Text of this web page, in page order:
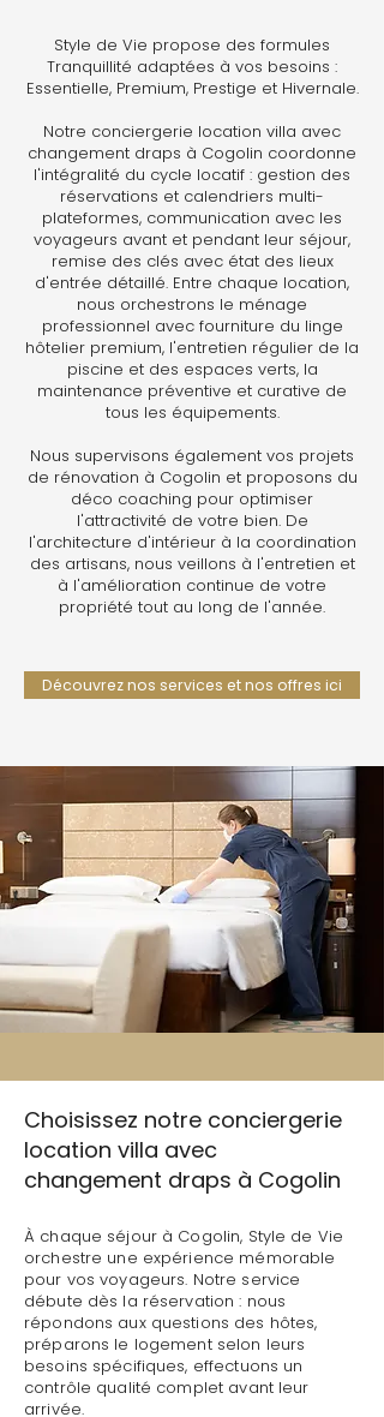
Style de Vie propose des formules
Tranquillité adaptées à vos besoins :
Essentielle, Premium, Prestige et Hivernale.
Notre conciergerie location villa avec
changement draps à Cogolin coordonne
l'intégralité du cycle locatif : gestion des
réservations et calendriers multi-
plateformes, communication avec les
voyageurs avant et pendant leur séjour,
remise des clés avec état des lieux
d'entrée détaillé. Entre chaque location,
nous orchestrons le ménage
professionnel avec fourniture du linge
hôtelier premium, l'entretien régulier de la
piscine et des espaces verts, la
maintenance préventive et curative de
tous les équipements.
Nous supervisons également vos projets
de rénovation à Cogolin et proposons du
déco coaching pour optimiser
l'attractivité de votre bien. De
l'architecture d'intérieur à la coordination
des artisans, nous veillons à l'entretien et
à l'amélioration continue de votre
propriété tout au long de l'année.
Découvrez nos services et nos offres ici
Choisissez notre conciergerie
location villa avec
changement draps à Cogolin
À chaque séjour à Cogolin, Style de Vie
orchestre une expérience mémorable
pour vos voyageurs. Notre service
débute dès la réservation : nous
répondons aux questions des hôtes,
préparons le logement selon leurs
besoins spécifiques, effectuons un
contrôle qualité complet avant leur
arrivée.